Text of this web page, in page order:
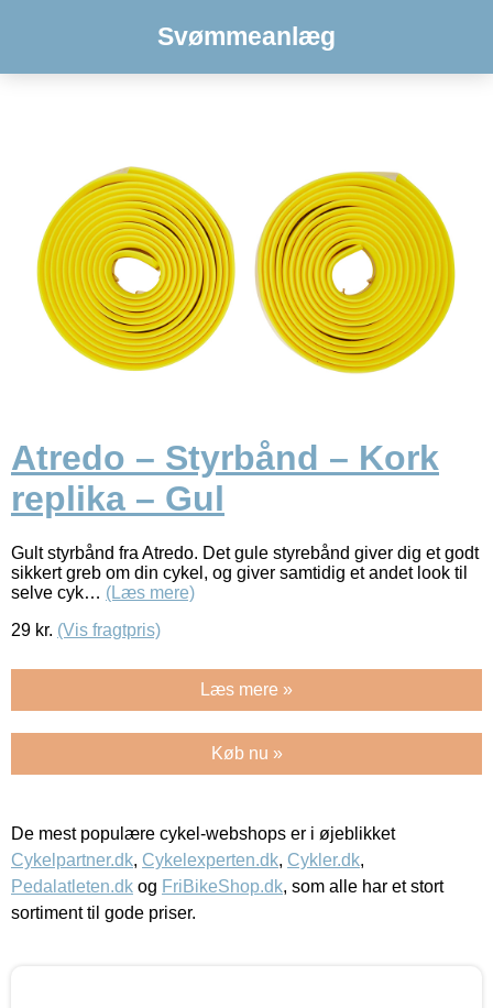
Svømmeanlæg
Atredo – Styrbånd – Kork
replika – Gul
Gult styrbånd fra Atredo. Det gule styrebånd giver dig et godt
sikkert greb om din cykel, og giver samtidig et andet look til
selve cyk… (Læs mere)
29 kr. (Vis fragtpris)
Læs mere »
Køb nu »
De mest populære cykel-webshops er i øjeblikket
Cykelpartner.dk, Cykelexperten.dk, Cykler.dk,
Pedalatleten.dk og FriBikeShop.dk, som alle har et stort
sortiment til gode priser.